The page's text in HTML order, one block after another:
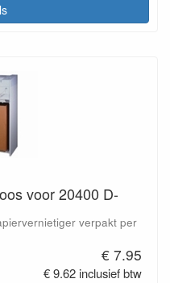
voor 20400 D-
verpakt per
€ 7.95
€ 9.62 inclusief btw